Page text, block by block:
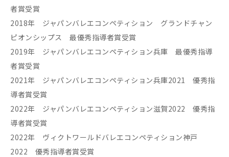
者賞受賞
2018年 ジャパンバレエコンペティション グランドチャン
ピオンシップス 最優秀指導者賞受賞
2019年 ジャパンバレエコンペティション兵庫 最優秀指導
者賞受賞
2021年 ジャパンバレエコンペティション兵庫2021 優秀指
導者賞受賞
2022年 ジャパンバレエコンペティション滋賀2022 優秀指
導者賞受賞
2022年 ヴィクトワールドバレエコンペティション神戸
2022 優秀指導者賞受賞